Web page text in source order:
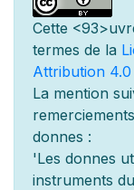
Cette
termes de la
Attribution
La mention
donnes :
'Les donnes
instruments